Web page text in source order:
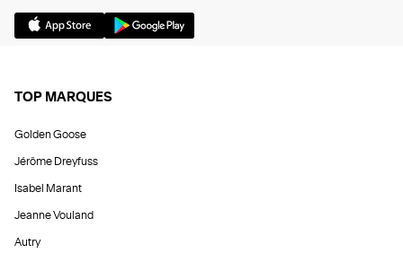
TOP MARQUES
Golden Goose
Jérôme Dreyfuss
Isabel Marant
Jeanne Vouland
Autry